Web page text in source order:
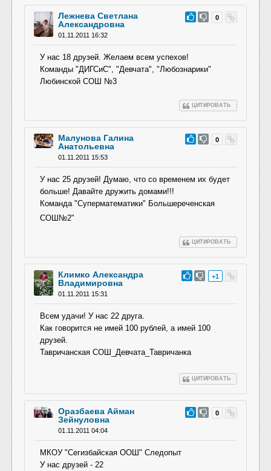
#48 0
Лежнева Светлана
Александровна
01.11.2011 16:32
У нас 18 друзей. Желаем всем успехов!
Команды "ДИГСиС", "Девчата", "Любознарики"
Любинской СОШ №3
ЦИТИРОВАТЬ
#47 0
Малунова Галина
Анатольевна
01.11.2011 15:53
У нас 25 друзей! Думаю, что со временем их будет
больше! Давайте дружить домами!!!
Команда "Суперматематики" Большереченская
СОШ№2"
ЦИТИРОВАТЬ
#46 +1
Климко Александра
Владимировна
01.11.2011 15:31
Всем удачи! У нас 22 друга.
Как говорится не имей 100 рублей, а имей 100
друзей.
Тавричанская СОШ_Девчата_Тавричанка
ЦИТИРОВАТЬ
#45 0
Оразбаева Айман
Зейнуловна
01.11.2011 04:04
МКОУ "Сегизбайская ООШ" Следопыт
У нас друзей - 22